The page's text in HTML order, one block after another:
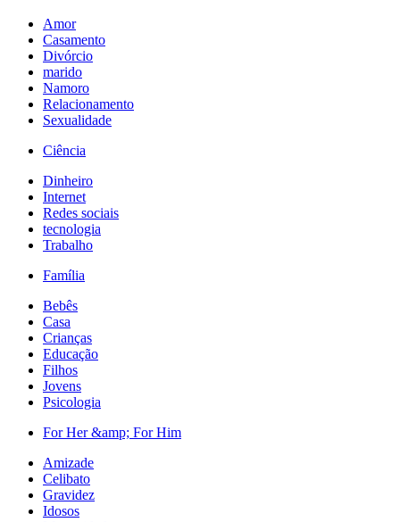
Amor
Casamento
Divórcio
marido
Namoro
Relacionamento
Sexualidade
Ciência
Dinheiro
Internet
Redes sociais
tecnologia
Trabalho
Família
Bebês
Casa
Crianças
Educação
Filhos
Jovens
Psicologia
For Her &amp; For Him
Amizade
Celibato
Gravidez
Idosos